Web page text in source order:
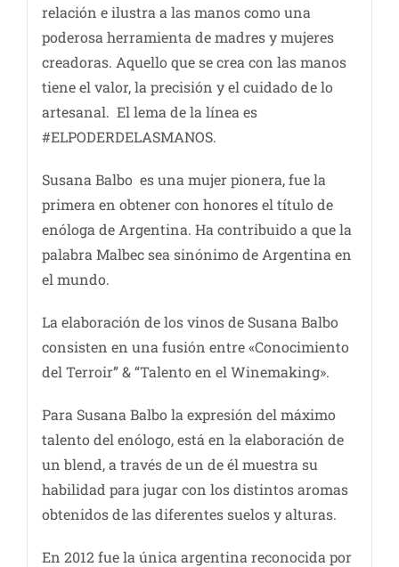
relación e ilustra a las manos como una
poderosa herramienta de madres y mujeres
creadoras. Aquello que se crea con las manos
tiene el valor, la precisión y el cuidado de lo
artesanal. El lema de la línea es
#ELPODERDELASMANOS.
Susana Balbo es una mujer pionera, fue la
primera en obtener con honores el título de
enóloga de Argentina. Ha contribuido a que la
palabra Malbec sea sinónimo de Argentina en
el mundo.
La elaboración de los vinos de Susana Balbo
consisten en una fusión entre «Conocimiento
del Terroir” & “Talento en el Winemaking».
Para Susana Balbo la expresión del máximo
talento del enólogo, está en la elaboración de
un blend, a través de un de él muestra su
habilidad para jugar con los distintos aromas
obtenidos de las diferentes suelos y alturas.
En 2012 fue la única argentina reconocida por